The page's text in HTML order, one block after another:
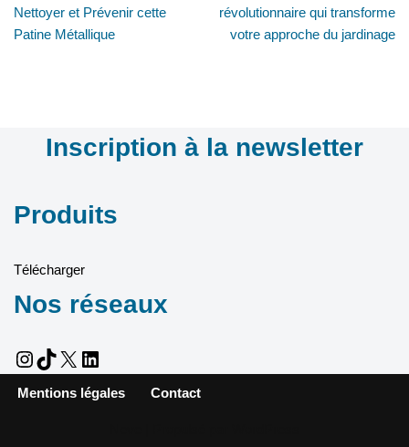
Nettoyer et Prévenir cette
Patine Métallique
révolutionnaire qui transforme
votre approche du jardinage
Inscription à la newsletter
Produits
Télécharger
Nos réseaux
Mentions légales Contact